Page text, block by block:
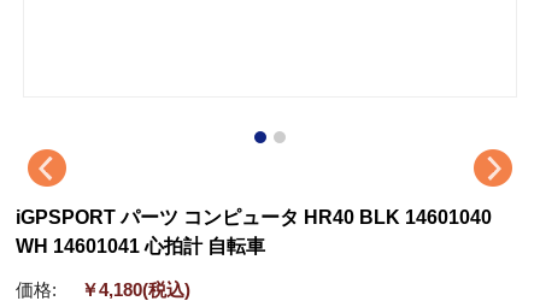
iGPSPORT パーツ コンピュータ HR40 BLK 14601040
WH 14601041 心拍計 自転車
価格: ￥4,180(税込)